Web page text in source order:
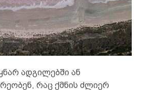
ადგილებში ან
რაც ქმნის ძლიერ